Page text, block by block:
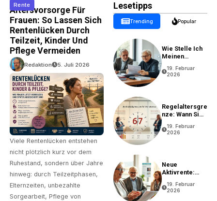
Rente
Altersvorsorge Für
Frauen: So Lassen Sich
Rentenlücken Durch
Teilzeit, Kinder Und
Pflege Vermeiden
Redaktion 5. Juli 2026
Viele Rentenlücken entstehen
nicht plötzlich kurz vor dem
Ruhestand, sondern über Jahre
hinweg: durch Teilzeitphasen,
Elternzeiten, unbezahlte
Sorgearbeit, Pflege von
Lesetipps
Trending Popular
Wie Stelle Ich
Meinen
19. Februar
2026
Regelaltersgre
Nze: Wann Sie
Können
19. Februar
2026
Neue
Aktivrente:
Bedingungen
19. Februar
2026